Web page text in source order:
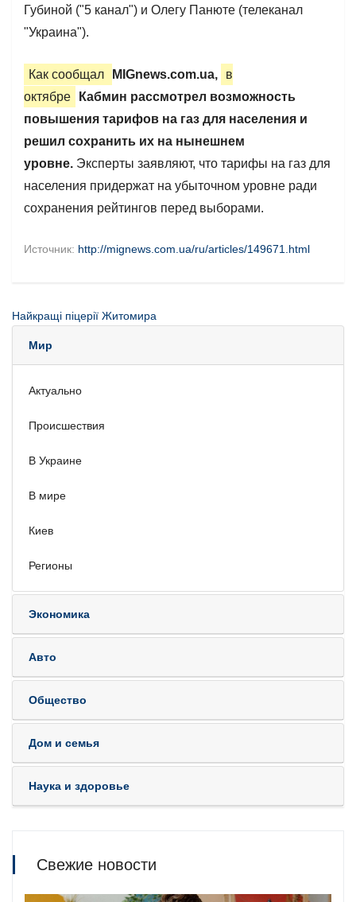
Губиной ("5 канал") и Олегу Панюте (телеканал
"Украина").
Как сообщал MIGnews.com.ua,
в
октябре
Кабмин рассмотрел возможность
повышения тарифов на газ для населения и
решил сохранить их на нынешнем
уровне. Эксперты заявляют, что тарифы на газ для
населения придержат на убыточном уровне ради
сохранения рейтингов перед выборами.
Источник: http://mignews.com.ua/ru/articles/149671.html
Найкращі піцерії Житомира
Мир
Актуально
Происшествия
В Украине
В мире
Киев
Регионы
Экономика
Авто
Общество
Дом и семья
Наука и здоровье
Свежие новости